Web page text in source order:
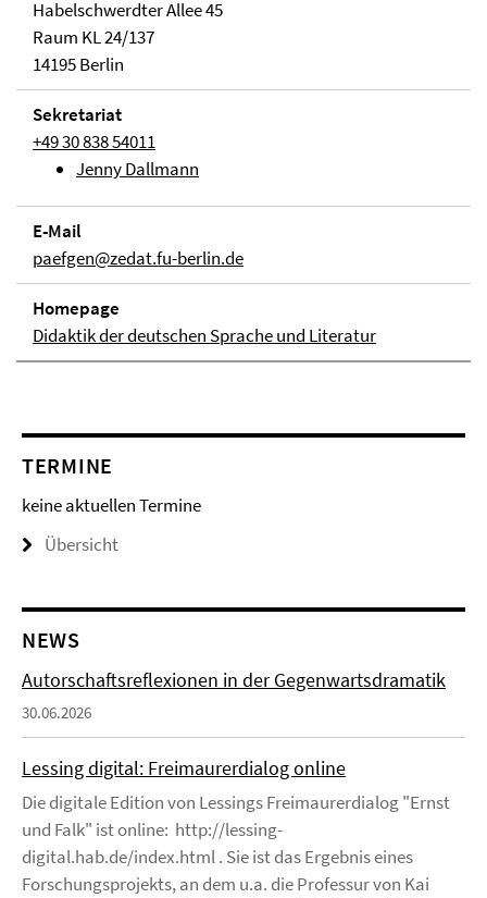
Habelschwerdter Allee 45
Raum KL 24/137
14195 Berlin
Sekretariat
+49 30 838 54011
Jenny Dallmann
E-Mail
paefgen@zedat.fu-berlin.de
Homepage
Didaktik der deutschen Sprache und Literatur
TERMINE
keine aktuellen Termine
Übersicht
NEWS
Autorschaftsreflexionen in der Gegenwartsdramatik
30.06.2026
Lessing digital: Freimaurerdialog online
Die digitale Edition von Lessings Freimaurerdialog "Ernst
und Falk" ist online: http://lessing-
digital.hab.de/index.html . Sie ist das Ergebnis eines
Forschungsprojekts, an dem u.a. die Professur von Kai